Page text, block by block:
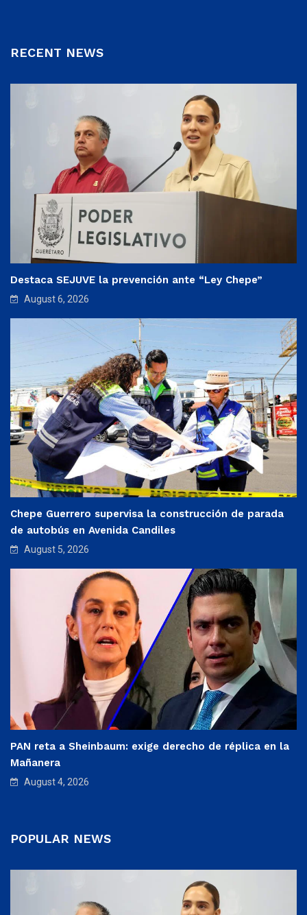
RECENT NEWS
Destaca SEJUVE la prevención ante “Ley Chepe”
August 6, 2026
Chepe Guerrero supervisa la construcción de parada
de autobús en Avenida Candiles
August 5, 2026
PAN reta a Sheinbaum: exige derecho de réplica en la
Mañanera
August 4, 2026
POPULAR NEWS